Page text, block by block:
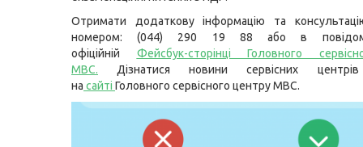
Отримати додаткову інформацію та
номером: (044) 290 19 88 або в
офіційній Фейсбук-сторінці Головного
МВС. Дізнатися новини сервісних
на сайті Головного сервісного центру МВС.